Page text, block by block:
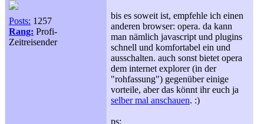
Posts: 1257
Rang: Profi-
Zeitreisender
bis es soweit ist, empfehle ich einen
anderen browser: opera. da kann
man nämlich javascript und plugins
schnell und komfortabel ein und
ausschalten. auch sonst bietet opera
dem internet explorer (in der
"rohfassung") gegenüber einige
vorteile, aber das könnt ihr euch ja
selber mal anschauen. :)
ps: